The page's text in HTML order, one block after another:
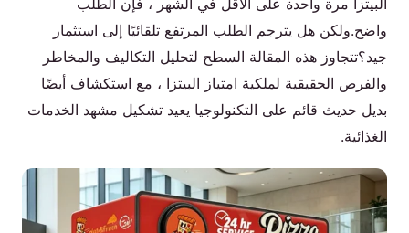
Arabic
Russian
البيتزا مرة واحدة على الأقل في الشهر ، فإن الطلب
واضح.ولكن هل يترجم الطلب المرتفع تلقائيًا إلى استثمار
جيد؟تتجاوز هذه المقالة السطح لتحليل التكاليف والمخاطر
والفرص الحقيقية لملكية امتياز البيتزا ، مع استكشاف أيضًا
بديل حديث قائم على التكنولوجيا يعيد تشكيل مشهد الخدمات
الغذائية.